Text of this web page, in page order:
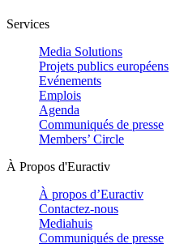
Services
Media Solutions
Projets publics européens
Evénements
Emplois
Agenda
Communiqués de presse
Members’ Circle
À Propos d'Euractiv
À propos d’Euractiv
Contactez-nous
Mediahuis
Communiqués de presse